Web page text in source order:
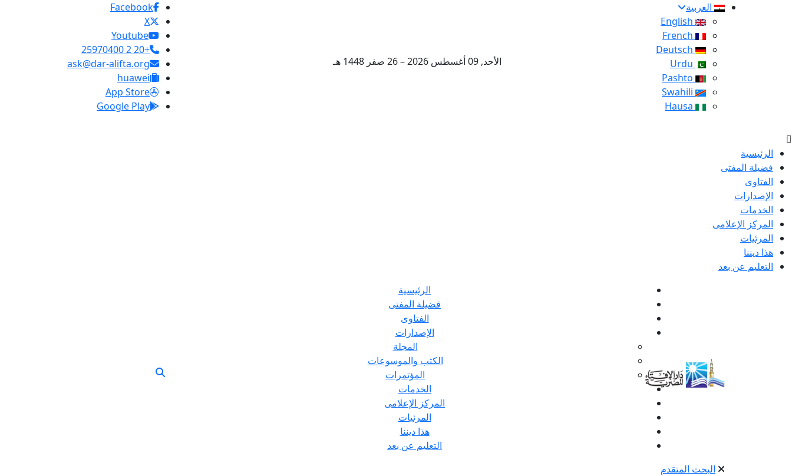
العربية
الأحد, 09 أغسطس 2026 – 26 صفر 1448 هـ
Facebook
X
Youtube
+20 2 25970400
ask@dar-alifta.org
huawei
App Store
Google Play
الرئيسية
فضيلة المفتى
الفتاوى
الإصدارات
الخدمات
المركز الإعلامى
المرئيات
هذا ديننا
التعليم عن بعد
الرئيسية
فضيلة المفتى
الفتاوى
الإصدارات
المجلة
الكتب والموسوعات
المؤتمرات
الخدمات
المركز الإعلامى
المرئيات
هذا ديننا
التعليم عن بعد
البحث المتقدم